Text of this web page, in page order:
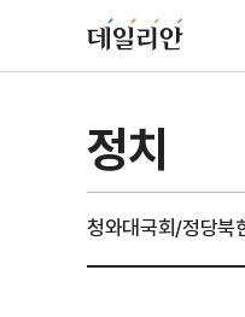
정치
청와대국회/정당북